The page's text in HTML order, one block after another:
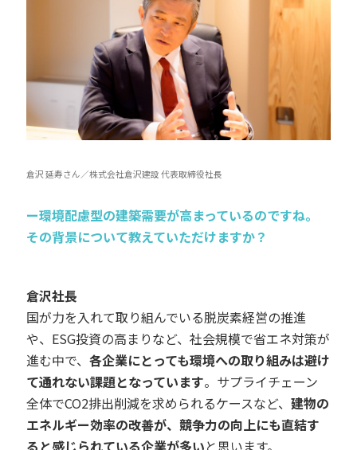
倉沢 延寿さん／株式会社倉沢建設 代表取締役社長
ー環境配慮型の建築需要が高まっているのですね。
その背景について教えていただけますか？
倉沢社長
国が力を入れて取り組んでいる脱炭素経営の推進
や、ESG投資の高まりなど、社会規模で省エネ対策が
進む中で、各企業にとっても環境への取り組みは避け
て通れない課題となっています。サプライチェーン
全体でCO2排出削減を求められるケースなど、建物の
エネルギー効率の改善が、競争力の向上にも直結す
ると感じられている企業が多いと思います。